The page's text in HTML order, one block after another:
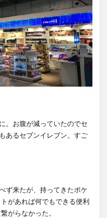
。お腹が減っていたのでセ
あるセブンイレブン。すご
ず来たが、持ってきたポケ
があれば何でもできる便利
がらなかった。